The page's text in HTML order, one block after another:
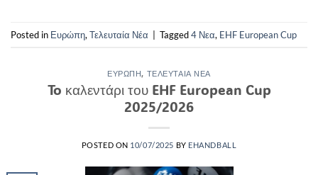
Posted in Ευρώπη, Τελευταία Νέα Tagged4 Νεα, EHF European Cup
ΕΥΡΏΠΗ, ΤΕΛΕΥΤΑΊΑ ΝΈΑ
To καλεντάρι του EHF European Cup
2025/2026
POSTED ON 10/07/2025 BY EHANDBALL